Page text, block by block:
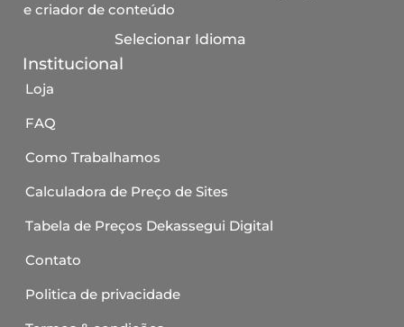
e criador de conteúdo
Selecionar Idioma
Institucional
Loja
FAQ
Como Trabalhamos
Calculadora de Preço de Sites
Tabela de Preços Dekassegui Digital
Contato
Politica de privacidade